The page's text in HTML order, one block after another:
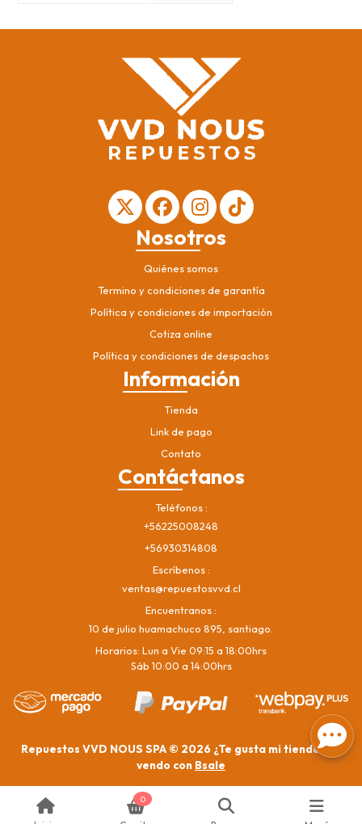
Nosotros
Quiénes somos
Termino y condiciones de garantía
Política y condiciones de importación
Cotiza online
Política y condiciones de despachos
Información
Tienda
Link de pago
Contato
Contáctanos
Teléfonos
+56225008248
+56930314808
Escríbenos
ventas@repuestosvvd.cl
Encuentranos
10 de julio huamachuco 895, santiago.
Horarios: Lun a Vie 09:15 a 18:00hrs
Sáb 10:00 a 14:00hrs
Repuestos VVD NOUS SPA © 2026 ¿Te gusta mi tienda? Yo
vendo con Bsale
0